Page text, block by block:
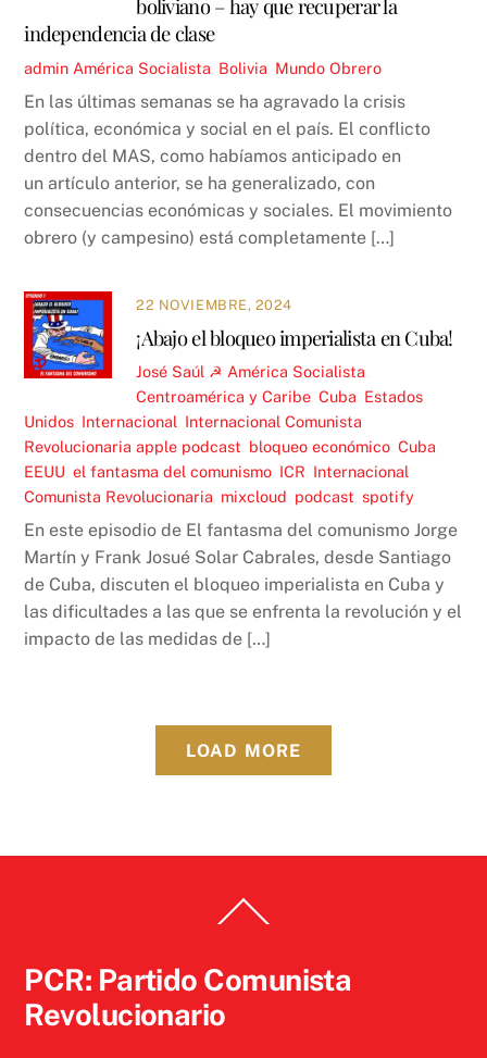
boliviano – hay que recuperar la
independencia de clase
admin América Socialista Bolivia Mundo Obrero
En las últimas semanas se ha agravado la crisis
política, económica y social en el país. El conflicto
dentro del MAS, como habíamos anticipado en
un artículo anterior, se ha generalizado, con
consecuencias económicas y sociales. El movimiento
obrero (y campesino) está completamente […]
22 NOVIEMBRE, 2024
¡Abajo el bloqueo imperialista en Cuba!
José Saúl ☭ América Socialista
Centroamérica y Caribe ,Cuba Estados
Unidos Internacional Internacional Comunista
Revolucionaria apple podcast bloqueo económico ,Cuba
EEUU ,el fantasma del comunismo ICR Internacional
Comunista Revolucionaria mixcloud podcast ,spotify
En este episodio de El fantasma del comunismo Jorge
Martín y Frank Josué Solar Cabrales, desde Santiago
de Cuba, discuten el bloqueo imperialista en Cuba y
las dificultades a las que se enfrenta la revolución y el
impacto de las medidas de […]
LOAD MORE
To
PCR: Partido Comunista
Revolucionario